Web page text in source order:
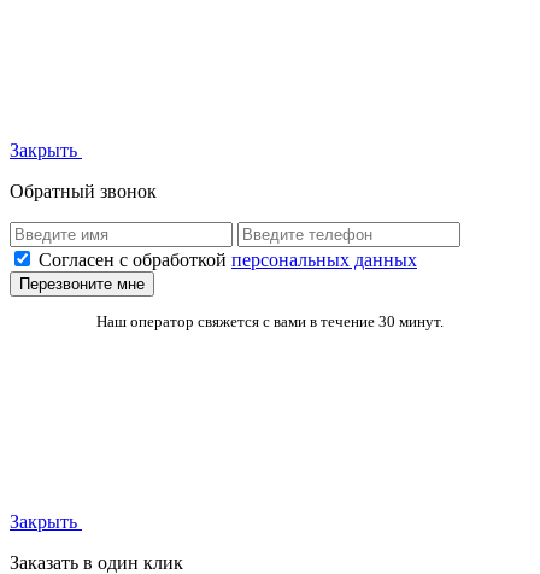
Закрыть
Обратный звонок
Согласен с обработкой персональных данных
Перезвоните мне
Наш оператор свяжется с вами в течение 30 минут.
Закрыть
Заказать в один клик